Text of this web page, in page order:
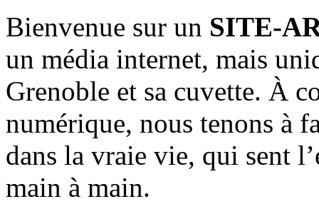
Bienvenue sur un SITE-
un média internet, mais
Grenoble et sa cuvette. À
numérique, nous tenons à
dans la vraie vie, qui sent
main à main.